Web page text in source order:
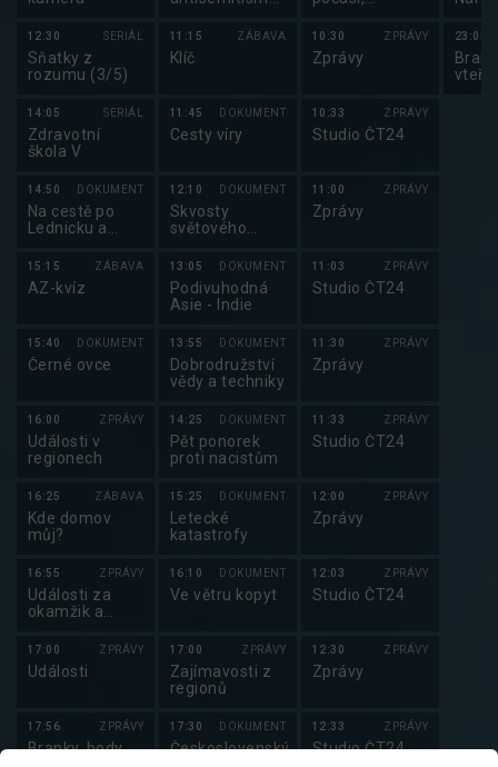
12:30 SERIÁL
Sňatky z
rozumu (3/5)
14:05 SERIÁL
Zdravotní
škola V
14:50 DOKUMENT
Na cestě po
Lednicku a
15:15 ZÁBAVA
AZ-kvíz
15:40 DOKUMENT
Černé ovce
16:00 ZPRÁVY
Události v
regionech
16:25 ZÁBAVA
Kde domov
můj?
16:55 ZPRÁVY
Události za
okamžik a
17:00 ZPRÁVY
Události
17:56 ZPRÁVY
Branky, body,
11:15 ZÁBAVA
Klíč
11:45 DOKUMENT
Cesty víry
12:10 DOKUMENT
Skvosty
světového
13:05 DOKUMENT
Podivuhodná
Asie - Indie
13:55 DOKUMENT
Dobrodružství
vědy a techniky
14:25 DOKUMENT
Pět ponorek
proti nacistům
15:25 DOKUMENT
Letecké
katastrofy
16:10 DOKUMENT
Ve větru kopyt
17:00 ZPRÁVY
Zajímavosti z
regionů
17:30 DOKUMENT
Československý
zprávy
10:30 ZPRÁVY
Zprávy
10:33 ZPRÁVY
Studio ČT24
11:00 ZPRÁVY
Zprávy
11:03 ZPRÁVY
Studio ČT24
11:30 ZPRÁVY
Zprávy
11:33 ZPRÁVY
Studio ČT24
12:00 ZPRÁVY
Zprávy
12:03 ZPRÁVY
Studio ČT24
12:30 ZPRÁVY
Zprávy
12:33 ZPRÁVY
Studio ČT24
23:05